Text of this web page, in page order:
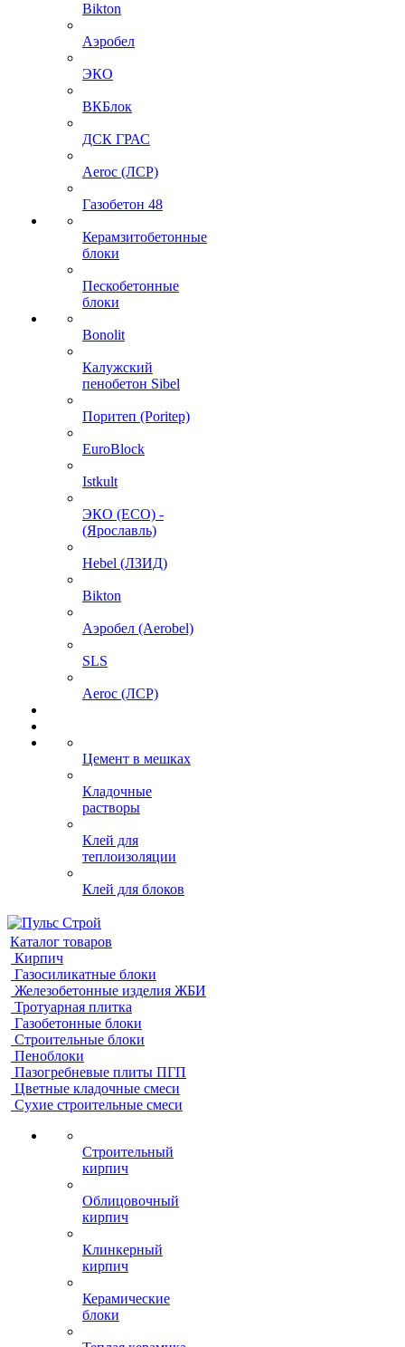
Bikton
Аэробел
ЭКО
ВКБлок
ДСК ГРАС
Aeroc (ЛСР)
Газобетон 48
Керамзитобетонные
блоки
Пескобетонные
блоки
Bonolit
Калужский
пенобетон Sibel
Поритеп (Poritep)
EuroBlock
Istkult
ЭКО (ECO) -
(Ярославль)
Hebel (ЛЗИД)
Bikton
Аэробел (Aerobel)
SLS
Aeroc (ЛСР)
Цемент в мешках
Кладочные
растворы
Клей для
теплоизоляции
Клей для блоков
Каталог товаров
Кирпич
Газосиликатные блоки
Железобетонные изделия ЖБИ
Тротуарная плитка
Газобетонные блоки
Строительные блоки
Пеноблоки
Пазогребневые плиты ПГП
Цветные кладочные смеси
Сухие строительные смеси
Строительный
кирпич
Облицовочный
кирпич
Клинкерный
кирпич
Керамические
блоки